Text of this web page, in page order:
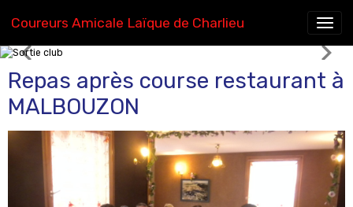
Coureurs Amicale Laïque de Charlieu
Repas après course restaurant à
MALBOUZON